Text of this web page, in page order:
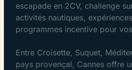
escapade en 2CV, challenge
activités nautiques,
programmes incentive pour
Entre Croisette, Suquet,
pays provençal, Cannes offre